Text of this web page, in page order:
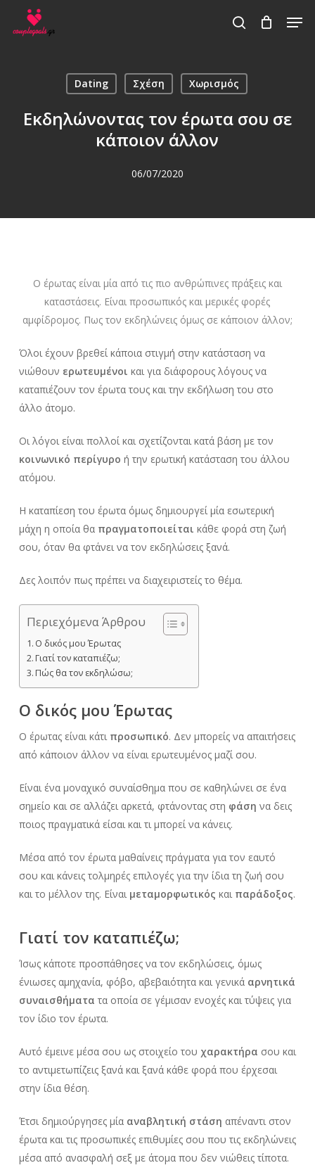
search
Dating Σχέση Χωρισμός
Εκδηλώνοντας τον έρωτα σου σε
κάποιον άλλον
06/07/2020
Ο έρωτας είναι μία από τις πιο ανθρώπινες πράξεις και
καταστάσεις. Είναι προσωπικός και μερικές φορές
αμφίδρομος. Πως τον εκδηλώνεις όμως σε κάποιον άλλον;
Όλοι έχουν βρεθεί κάποια στιγμή στην κατάσταση να
νιώθουν ερωτευμένοι και για διάφορους λόγους να
καταπιέζουν τον έρωτα τους και την εκδήλωση του στο
άλλο άτομο.
Οι λόγοι είναι πολλοί και σχετίζονται κατά βάση με τον
κοινωνικό περίγυρο ή την ερωτική κατάσταση του άλλου
ατόμου.
Η καταπίεση του έρωτα όμως δημιουργεί μία εσωτερική
μάχη η οποία θα πραγματοποιείται κάθε φορά στη ζωή
σου, όταν θα φτάνει να τον εκδηλώσεις ξανά.
Δες λοιπόν πως πρέπει να διαχειριστείς το θέμα.
Περιεχόμενα Άρθρου
Ο δικός μου Έρωτας
Γιατί τον καταπιέζω;
Πώς θα τον εκδηλώσω;
Ο δικός μου Έρωτας
Ο έρωτας είναι κάτι προσωπικό. Δεν μπορείς να απαιτήσεις
από κάποιον άλλον να είναι ερωτευμένος μαζί σου.
Είναι ένα μοναχικό συναίσθημα που σε καθηλώνει σε ένα
σημείο και σε αλλάζει αρκετά, φτάνοντας στη φάση να δεις
ποιος πραγματικά είσαι και τι μπορεί να κάνεις.
Μέσα από τον έρωτα μαθαίνεις πράγματα για τον εαυτό
σου και κάνεις τολμηρές επιλογές για την ίδια τη ζωή σου
και το μέλλον της. Είναι μεταμορφωτικός και παράδοξος.
Γιατί τον καταπιέζω;
Ίσως κάποτε προσπάθησες να τον εκδηλώσεις, όμως
ένιωσες αμηχανία, φόβο, αβεβαιότητα και γενικά αρνητικά
συναισθήματα τα οποία σε γέμισαν ενοχές και τύψεις για
τον ίδιο τον έρωτα.
Αυτό έμεινε μέσα σου ως στοιχείο του χαρακτήρα σου και
το αντιμετωπίζεις ξανά και ξανά κάθε φορά που έρχεσαι
στην ίδια θέση.
Έτσι δημιούργησες μία αναβλητική στάση απέναντι στον
έρωτα και τις προσωπικές επιθυμίες σου που τις εκδηλώνεις
μέσα από ανασφαλή σεξ με άτομα που δεν νιώθεις τίποτα.